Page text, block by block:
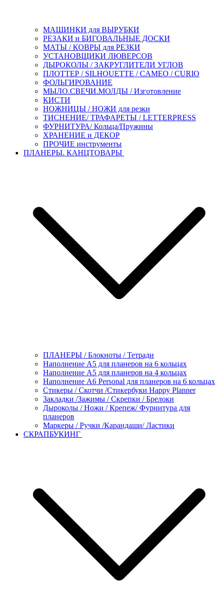
МАШИНКИ для ВЫРУБКИ
РЕЗАКИ и БИГОВАЛЬНЫЕ ДОСКИ
МАТЫ / КОВРЫ для РЕЗКИ
УСТАНОВЩИКИ ЛЮВЕРСОВ
ДЫРОКОЛЫ / ЗАКРУГЛИТЕЛИ УГЛОВ
ПЛОТТЕР / SILHOUETTE / CAMEO / CURIO
ФОЛЬГИРОВАНИЕ
МЫЛО.СВЕЧИ.МОЛДЫ / Изготовление
КИСТИ
НОЖНИЦЫ / НОЖИ для резки
ТИСНЕНИЕ/ ТРАФАРЕТЫ / LETTERPRESS
ФУРНИТУРА/ Кольца/Пружины
ХРАНЕНИЕ и ДЕКОР
ПРОЧИЕ инструменты
ПЛАНЕРЫ. КАНЦТОВАРЫ
ПЛАНЕРЫ / Блокноты / Тетради
Наполнение А5 для планеров на 6 кольцах
Наполнение А5 для планеров на 4 кольцах
Наполнение А6 Personal для планеров на 6 кольцах
Стикеры / Скотчи /Стикербуки Happy Planner
Закладки /Зажимы / Скрепки / Брелоки
Дыроколы / Ножи / Крепеж/ Фурнитура для
планеров
Маркеры / Ручки /Карандаши/ Ластики
СКРАПБУКИНГ